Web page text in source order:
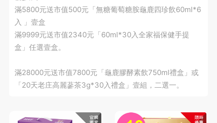
滿5800元送市值500元「無糖葡萄糖胺龜鹿四珍飲60ml*6
入 」壹盒
滿9999元送市值2340元「60ml*30入全家福保健手提
盒」任選壹盒。
滿28000元送市值7800元「龜鹿膠酵素飲750ml禮盒」或
「20天老庄高麗蔘茶3g*30入禮盒」壹組，二選一。